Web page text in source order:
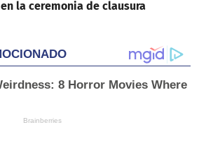
en la ceremonia de clausura